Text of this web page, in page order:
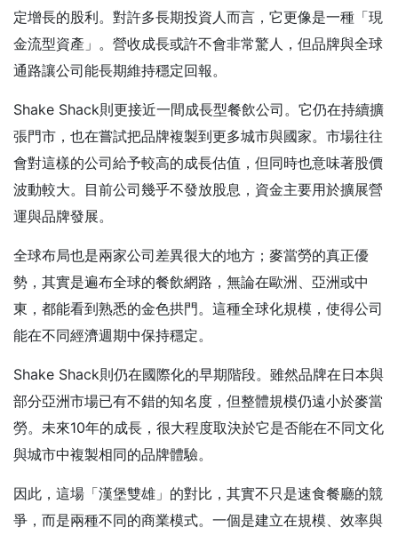
定增長的股利。對許多長期投資人而言，它更像是一種「現
金流型資產」。營收成長或許不會非常驚人，但品牌與全球
通路讓公司能長期維持穩定回報。
Shake Shack則更接近一間成長型餐飲公司。它仍在持續擴
張門市，也在嘗試把品牌複製到更多城市與國家。市場往往
會對這樣的公司給予較高的成長估值，但同時也意味著股價
波動較大。目前公司幾乎不發放股息，資金主要用於擴展營
運與品牌發展。
全球布局也是兩家公司差異很大的地方；麥當勞的真正優
勢，其實是遍布全球的餐飲網路，無論在歐洲、亞洲或中
東，都能看到熟悉的金色拱門。這種全球化規模，使得公司
能在不同經濟週期中保持穩定。
Shake Shack則仍在國際化的早期階段。雖然品牌在日本與
部分亞洲市場已有不錯的知名度，但整體規模仍遠小於麥當
勞。未來10年的成長，很大程度取決於它是否能在不同文化
與城市中複製相同的品牌體驗。
因此，這場「漢堡雙雄」的對比，其實不只是速食餐廳的競
爭，而是兩種不同的商業模式。一個是建立在規模、效率與